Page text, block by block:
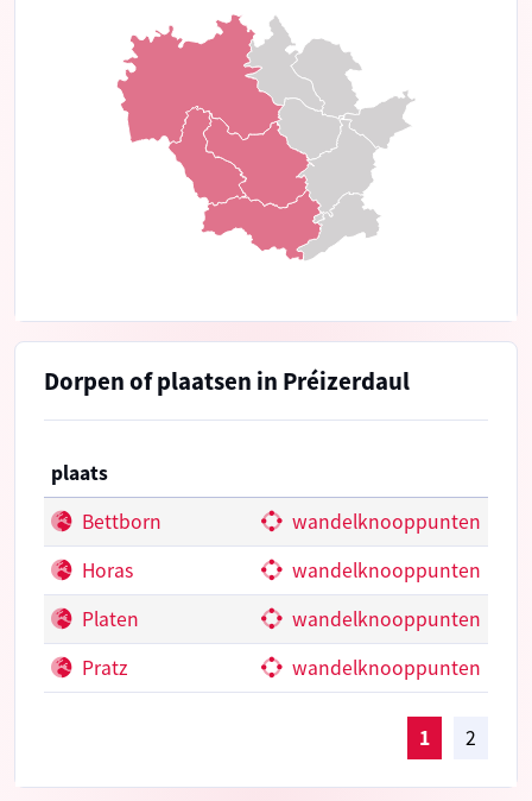
Dorpen of plaatsen in Préizerdaul
plaats
Bettborn
wandelknooppunten
Horas
wandelknooppunten
Platen
wandelknooppunten
Pratz
wandelknooppunten
1 2